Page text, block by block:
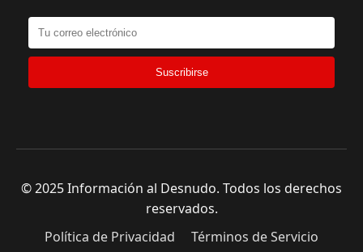
Suscribirse
© 2025 Información al Desnudo. Todos los derechos
reservados.
Política de Privacidad
Términos de Servicio